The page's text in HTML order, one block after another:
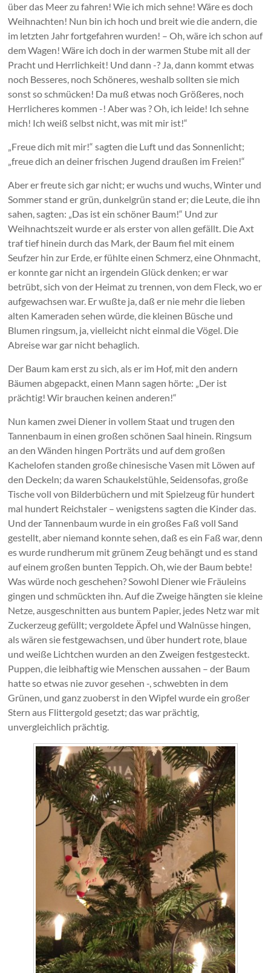
über das Meer zu fahren! Wie ich mich sehne! Wäre es doch
Weihnachten! Nun bin ich hoch und breit wie die andern, die
im letzten Jahr fortgefahren wurden! – Oh, wäre ich schon auf
dem Wagen! Wäre ich doch in der warmen Stube mit all der
Pracht und Herrlichkeit! Und dann -? Ja, dann kommt etwas
noch Besseres, noch Schöneres, weshalb sollten sie mich
sonst so schmücken! Da muß etwas noch Größeres, noch
Herrlicheres kommen -! Aber was ? Oh, ich leide! Ich sehne
mich! Ich weiß selbst nicht, was mit mir ist!“
„Freue dich mit mir!“ sagten die Luft und das Sonnenlicht;
„freue dich an deiner frischen Jugend draußen im Freien!“
Aber er freute sich gar nicht; er wuchs und wuchs, Winter und
Sommer stand er grün, dunkelgrün stand er; die Leute, die ihn
sahen, sagten: „Das ist ein schöner Baum!“ Und zur
Weihnachtszeit wurde er als erster von allen gefällt. Die Axt
traf tief hinein durch das Mark, der Baum fiel mit einem
Seufzer hin zur Erde, er fühlte einen Schmerz, eine Ohnmacht,
er konnte gar nicht an irgendein Glück denken; er war
betrübt, sich von der Heimat zu trennen, von dem Fleck, wo er
aufgewachsen war. Er wußte ja, daß er nie mehr die lieben
alten Kameraden sehen würde, die kleinen Büsche und
Blumen ringsum, ja, vielleicht nicht einmal die Vögel. Die
Abreise war gar nicht behaglich.
Der Baum kam erst zu sich, als er im Hof, mit den andern
Bäumen abgepackt, einen Mann sagen hörte: „Der ist
prächtig! Wir brauchen keinen anderen!“
Nun kamen zwei Diener in vollem Staat und trugen den
Tannenbaum in einen großen schönen Saal hinein. Ringsum
an den Wänden hingen Porträts und auf dem großen
Kachelofen standen große chinesische Vasen mit Löwen auf
den Deckeln; da waren Schaukelstühle, Seidensofas, große
Tische voll von Bilderbüchern und mit Spielzeug für hundert
mal hundert Reichstaler – wenigstens sagten die Kinder das.
Und der Tannenbaum wurde in ein großes Faß voll Sand
gestellt, aber niemand konnte sehen, daß es ein Faß war, denn
es wurde rundherum mit grünem Zeug behängt und es stand
auf einem großen bunten Teppich. Oh, wie der Baum bebte!
Was würde noch geschehen? Sowohl Diener wie Fräuleins
gingen und schmückten ihn. Auf die Zweige hängten sie kleine
Netze, ausgeschnitten aus buntem Papier, jedes Netz war mit
Zuckerzeug gefüllt; vergoldete Äpfel und Walnüsse hingen,
als wären sie festgewachsen, und über hundert rote, blaue
und weiße Lichtchen wurden an den Zweigen festgesteckt.
Puppen, die leibhaftig wie Menschen aussahen – der Baum
hatte so etwas nie zuvor gesehen -, schwebten in dem
Grünen, und ganz zuoberst in den Wipfel wurde ein großer
Stern aus Flittergold gesetzt; das war prächtig,
unvergleichlich prächtig.